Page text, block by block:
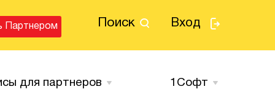
Поиск Вход
Партнером
для партнеров 1Cофт